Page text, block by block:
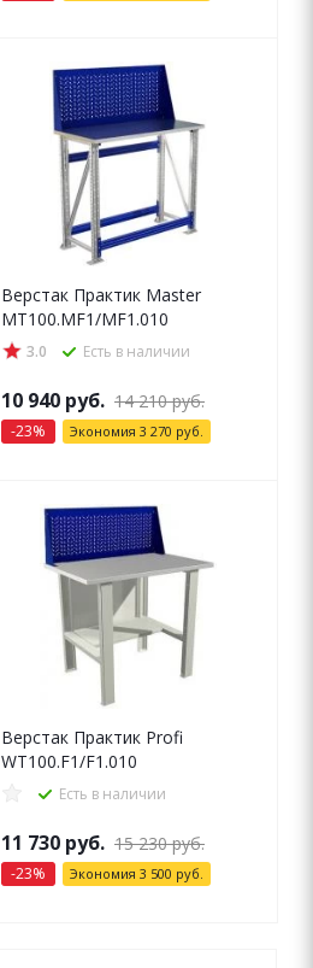
Верстак Практик Master
MT100.MF1/MF1.010
3.0 Есть в наличии
10 940 руб. 14 210руб.
-23% Экономия 3 270 руб.
Верстак Практик Profi
WT100.F1/F1.010
Есть в наличии
11 730 руб. 15 230руб.
-23% Экономия 3 500 руб.